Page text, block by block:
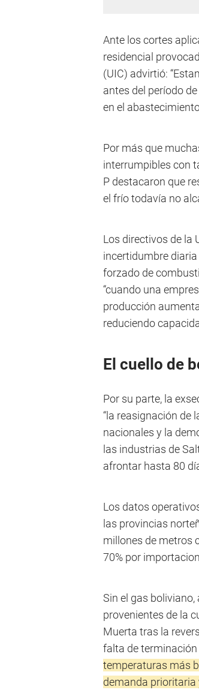
Ante los cortes
residencial
(UIC) advirtió:
antes del período
en el
Por más que
interrumpibles con
P destacaron que
el frío todavía no
Los directivos de la
incertidumbre
forzado de
“cuando una
producción
reduciendo
El cuello de
Por su parte, la
“la reasignación de
nacionales y la
las industrias de
afrontar hasta 80
Los datos
las provincias
millones de metros
70% por
Sin el gas
provenientes de la
Muerta tras la
falta de
temperaturas más
demanda prioritaria